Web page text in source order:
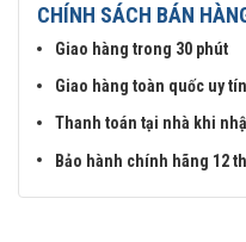
CHÍNH SÁCH BÁN
Giao hàng trong 30 phút
Giao hàng toàn quốc uy tín
Thanh toán tại nhà khi
Bảo hành chính hãng 12